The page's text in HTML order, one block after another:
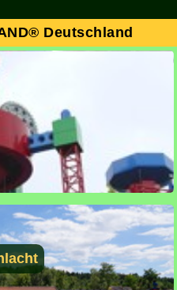
Deutschland